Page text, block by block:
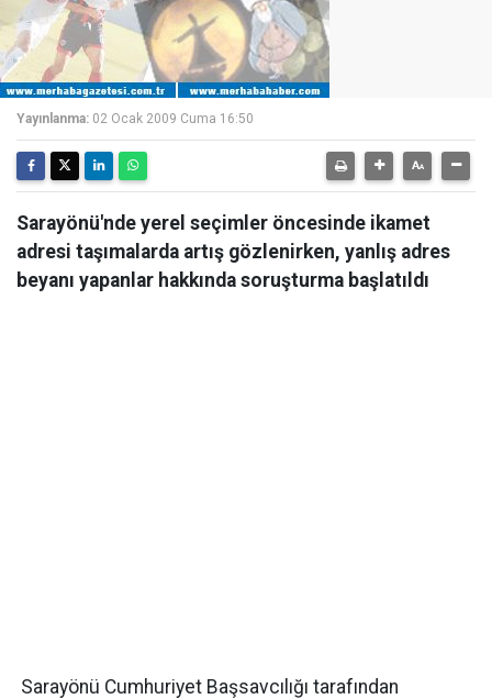
Yayınlanma: 02 Ocak 2009 Cuma 16:50
Sarayönü'nde yerel seçimler öncesinde ikamet
adresi taşımalarda artış gözlenirken, yanlış adres
beyanı yapanlar hakkında soruşturma başlatıldı
Sarayönü Cumhuriyet Başsavcılığı tarafından